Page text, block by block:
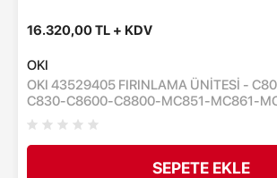
16.320,00 TL + KDV
OKI
OKI 43529405 FIRINLAMA ÜNİTESİ -
C830-C8600-C8800-MC851-MC861-
ÜNITESİ - 100,000 SAYFA
SEPETE EKLE